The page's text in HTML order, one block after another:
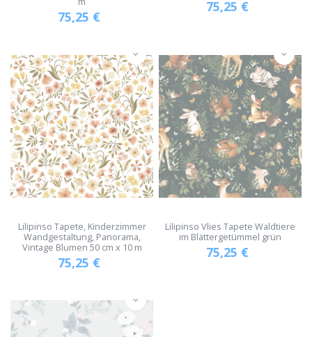
75,25 €
75,25 €
Lilipinso Tapete, Kinderzimmer
Wandgestaltung, Panorama,
Vintage Blumen 50 cm x 10 m
75,25 €
Lilipinso Vlies Tapete Waldtiere
im Blättergetümmel grün
75,25 €